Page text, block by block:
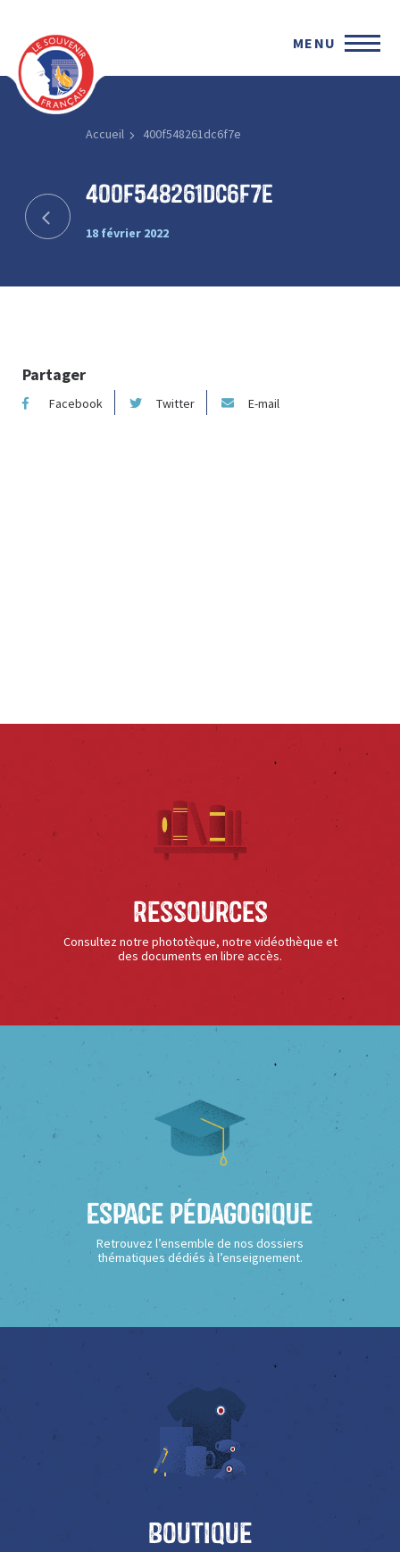
MENU
Accueil 400f548261dc6f7e
400f548261dc6f7e
18 février 2022
Partager
Facebook Twitter E-mail
Ressources
Consultez notre phototèque, notre vidéothèque et
des documents en libre accès.
Espace Pédagogique
Retrouvez l’ensemble de nos dossiers
thématiques dédiés à l’enseignement.
Boutique